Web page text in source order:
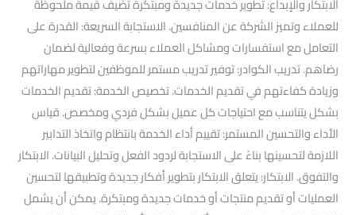
الابتكار والإبداع: تطوير خدمات جديدة ومبتكرة تضيف قيمة ملحوظة
للعملاء وتميز الشركة عن المنافسين. الاستجابة السريعة: القدرة على
التعامل مع استفسارات ومشاكل العملاء بسرعة وفعالية لضمان
رضاهم. تدريب الكوادر: توفير تدريب مستمر للموظفين لتطوير مهاراتهم
وزيادة كفاءتهم في تقديم الخدمات. تخصيص الخدمة: تقديم الخدمات
بشكل يتناسب مع احتياجات كل عميل بشكل فردي ومخصص. قياس
الأداء والتحسين المستمر: تقييم أداء الخدمة بانتظام واتخاذ التدابير
اللازمة لتحسينها بناءً على الاستجابة لردود الفعل وتحليل البيانات. الابتكار
والتفوق. الابتكار: يتعلق الابتكار بتطوير أفكار جديدة وتطبيقها لتحسين
العمليات أو تقديم منتجات أو خدمات جديدة ومبتكرة. يمكن أن يشمل